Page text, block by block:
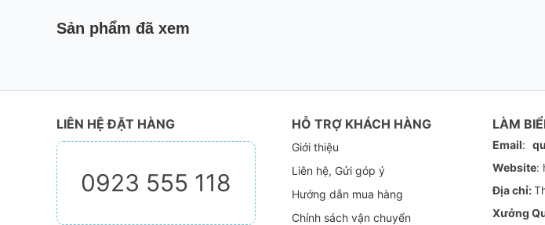
Sản phẩm đã xem
LIÊN HỆ ĐẶT HÀNG
0923 555 118
HỖ TRỢ KHÁCH HÀNG
Giới thiệu
Liên hệ, Gửi góp ý
Hướng dẫn mua hàng
Chính sách vận chuyển
LÀM
Email:
Website:
Địa chỉ:
Xưởng